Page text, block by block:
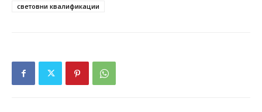
световни квалификации